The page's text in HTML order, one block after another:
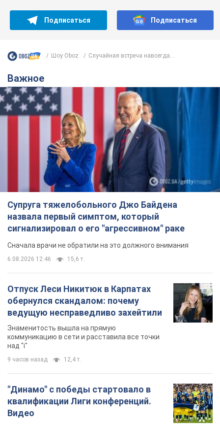
Супруга тяжелобольного Джо Байдена
назвала первый симптом, который
сигнализировал о его "агрессивном" раке
Сначала врачи не обратили на это должного внимания
15,6 т.
Отпуск Леси Никитюк в Карпатах
обернулся скандалом: почему
ведущую несправедливо захейтили
Знаменитость вышла на прямую
коммуникацию в сети и расставила все точки
над "i"
9 часов назад 12,4 т.
"Динамо" с победы стартовало в
квалификации Лиги конференций.
Видео
Матч прошел в Люблине
5 часов назад 1,8 т.